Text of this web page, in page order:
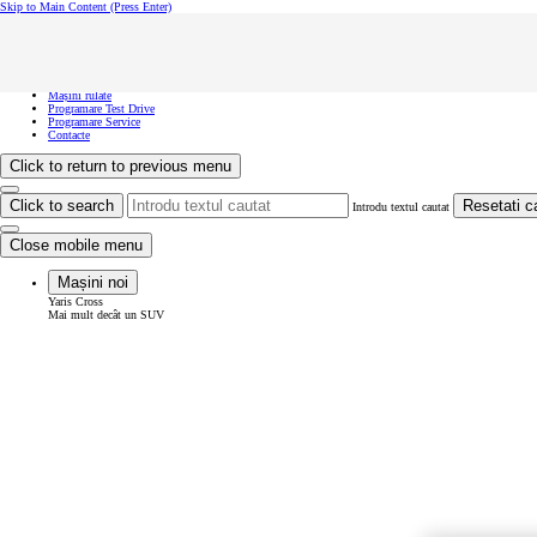
Skip to Main Content (Press Enter)
Mașini rulate
Programare Test Drive
Programare Service
Contacte
Click to return to previous menu
Click to search Introdu textul cautat Resetati
Close mobile menu
Mașini noi
Yaris Cross
Mai mult decât un SUV